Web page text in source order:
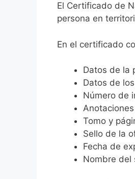
El Certificado de
persona en
En el certificado
Datos de la
Datos de
Número de
Tomo y
Sello de la
Fecha de
Nombre del